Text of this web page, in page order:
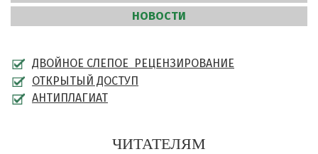
НОВОСТИ
ДВОЙНОЕ СЛЕПОЕ РЕЦЕНЗИРОВАНИЕ
ОТКРЫТЫЙ ДОСТУП
АНТИПЛАГИАТ
ЧИТАТЕЛЯМ